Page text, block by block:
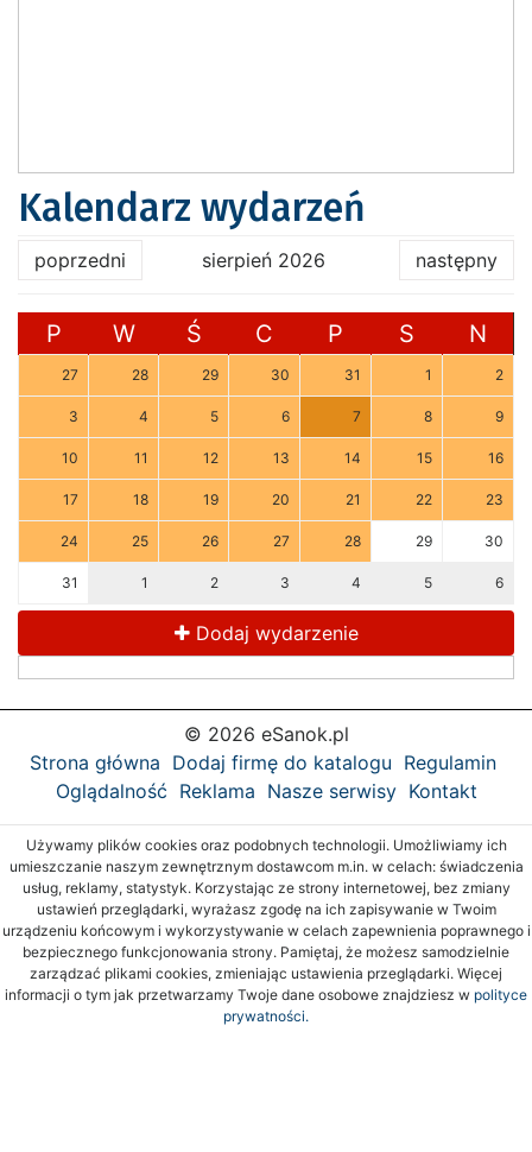
Kalendarz wydarzeń
poprzedni sierpień 2026 następny
P W Ś C P S N
27 28 29 30 31 1 2
3 4 5 6 7 8 9
10 11 12 13 14 15 16
17 18 19 20 21 22 23
24 25 26 27 28 29 30
31 1 2 3 4 5 6
Dodaj wydarzenie
© 2026 eSanok.pl
Strona główna Dodaj firmę do katalogu Regulamin
Oglądalność Reklama Nasze serwisy Kontakt
Używamy plików cookies oraz podobnych technologii. Umożliwiamy ich
umieszczanie naszym zewnętrznym dostawcom m.in. w celach: świadczenia
usług, reklamy, statystyk. Korzystając ze strony internetowej, bez zmiany
ustawień przeglądarki, wyrażasz zgodę na ich zapisywanie w Twoim
urządzeniu końcowym i wykorzystywanie w celach zapewnienia poprawnego i
bezpiecznego funkcjonowania strony. Pamiętaj, że możesz samodzielnie
zarządzać plikami cookies, zmieniając ustawienia przeglądarki. Więcej
informacji o tym jak przetwarzamy Twoje dane osobowe znajdziesz w polityce
prywatności.